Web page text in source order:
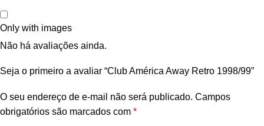
Only with images
Não há avaliações ainda.
Seja o primeiro a avaliar “Club América Away Retro 1998/99”
O seu endereço de e-mail não será publicado. Campos
obrigatórios são marcados com *